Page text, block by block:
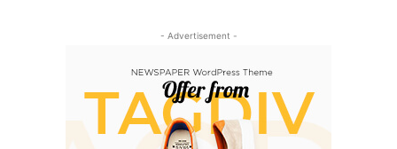
- Advertisement -